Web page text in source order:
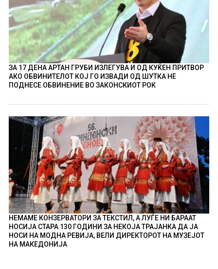
ЗА 17 ДЕНА АРТАН ГРУБИ ИЗЛЕГУВА И ОД КУЌЕН ПРИТВОР
АКО ОБВИНИТЕЛОТ КОЈ ГО ИЗВАДИ ОД ШУТКА НЕ
ПОДНЕСЕ ОБВИНЕНИЕ ВО ЗАКОНСКИОТ РОК
НЕМАМЕ КОНЗЕРВАТОРИ ЗА ТЕКСТИЛ, А ЛУЃЕ НИ БАРААТ
НОСИЈА СТАРА 130 ГОДИНИ ЗА НЕКОЈА ТРАЈАНКА ДА ЈА
НОСИ НА МОДНА РЕВИЈА, ВЕЛИ ДИРЕКТОРОТ НА МУЗЕЈОТ
НА МАКЕДОНИЈА